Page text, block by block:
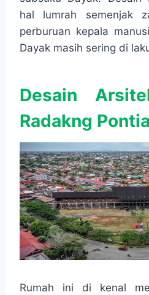
hal lumrah semenjak
perburuan kepala
Dayak masih sering di
Desain
Radakng
Rumah ini di kenal